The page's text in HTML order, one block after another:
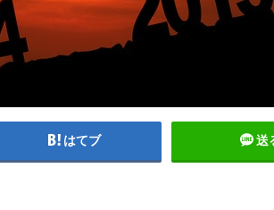
はてブ 送